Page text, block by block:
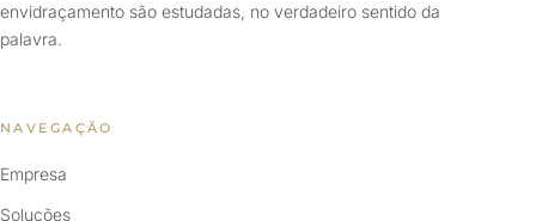
envidraçamento são estudadas, no verdadeiro sentido da
palavra.
NAVEGAÇÃO
Empresa
Soluções